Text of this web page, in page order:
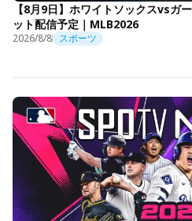
【8月9日】ホワイトソックスvsガ
ット配信予定｜MLB2026
2026/8/8 スポーツ